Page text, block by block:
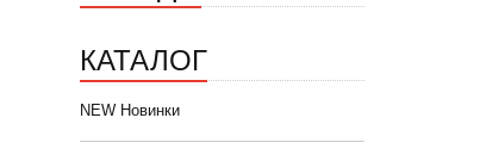
КАТАЛОГ
NEW Новинки